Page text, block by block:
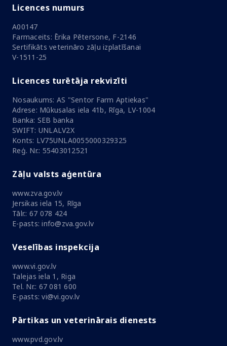
Licences numurs
A00147
Farmaceits: Ērika Pētersone, F-2146
Sertifikāts veterināro zāļu izplatīšanai
V-1511-25
Licences turētāja rekvizīti
Nosaukums: AS "Sentor Farm Aptiekas"
Adrese: Mūkusalas iela 41b, Rīga, LV-1004
Banka: SEB banka
SWIFT: UNLALV2X
Konts: LV75UNLA0055000329325
Reģ. Nr.: 55403012521
Zāļu valsts aģentūra
www.zva.gov.lv
Jersikas iela 15, Rīga
Tālr.: 67 078 424
E-pasts: info@zva.gov.lv
Veselības inspekcija
www.vi.gov.lv
Talejas iela 1, Riga
Tel. Nr.: 67 081 600
E-pasts: vi@vi.gov.lv
Pārtikas un veterinārais dienests
www.pvd.gov.lv